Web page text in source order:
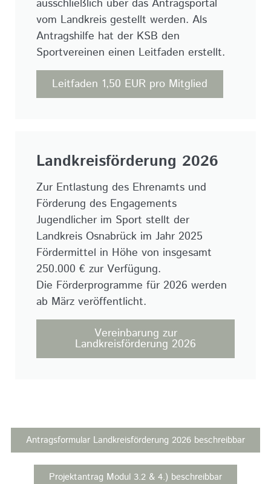
ausschließlich über das Antragsportal
vom Landkreis gestellt werden. Als
Antragshilfe hat der KSB den
Sportvereinen einen Leitfaden erstellt.
Leitfaden 1,50 EUR pro Mitglied
Landkreisförderung 2026
Zur Entlastung des Ehrenamts und
Förderung des Engagements
Jugendlicher im Sport stellt der
Landkreis Osnabrück im Jahr 2025
Fördermittel in Höhe von insgesamt
250.000 € zur Verfügung.
Die Förderprogramme für 2026 werden
ab März veröffentlicht.
Vereinbarung zur
Landkreisförderung 2026
Antragsformular Landkreisförderung 2026 beschreibbar
Projektantrag Modul 3.2 & 4.) beschreibbar